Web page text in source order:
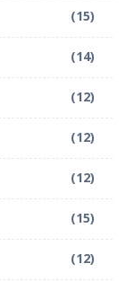
(15)
(14)
(12)
(12)
(12)
(15)
(12)